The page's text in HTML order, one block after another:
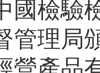
國檢驗
管理局